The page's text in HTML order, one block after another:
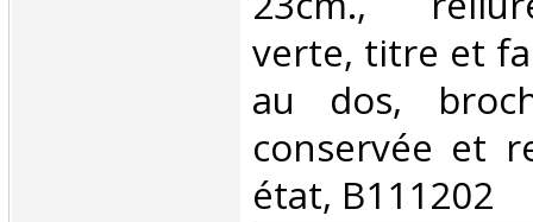
verte, titre et
au dos,
conservée et
état, B111202‎